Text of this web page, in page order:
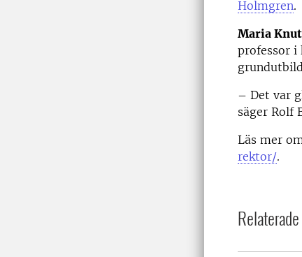
Holmgren.
Maria
professor i
– Det var
säger Rolf
Läs mer
rektor/.